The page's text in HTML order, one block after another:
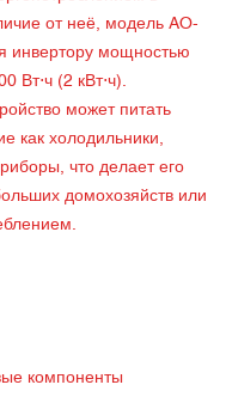
от неё, модель AO-
инвертору мощностью
Вт⋅ч (2 кВт⋅ч).
может питать
как холодильники,
что делает его
домохозяйств или
компоненты